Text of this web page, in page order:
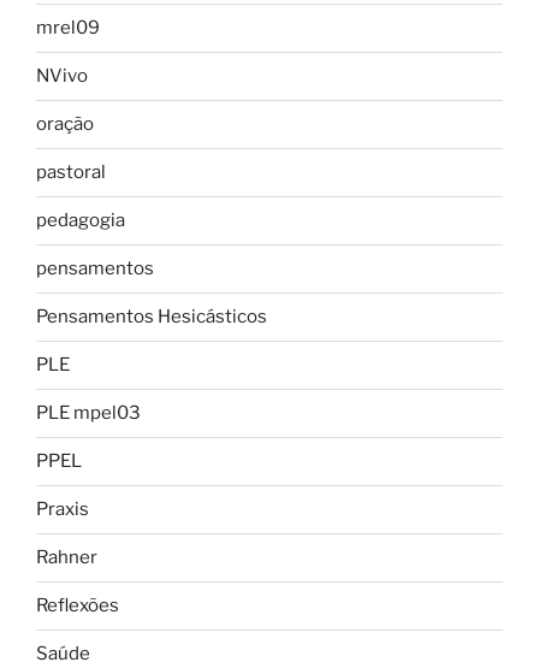
mrel09
NVivo
oração
pastoral
pedagogia
pensamentos
Pensamentos Hesicásticos
PLE
PLE mpel03
PPEL
Praxis
Rahner
Reflexões
Saúde